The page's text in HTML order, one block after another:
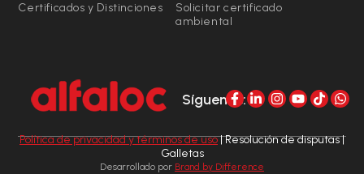
Certificados y Distinciones
Solicitar certificado
ambiental
Síguenos:
Política de privacidad y términos de uso| Resolución de disputas |
Galletas
Desarrollado por Brand by Difference